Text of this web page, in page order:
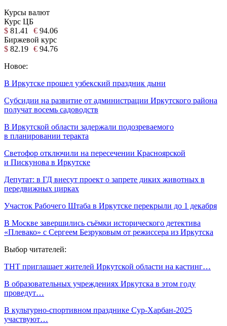
Курсы валют
Курс ЦБ
$ 81.41 € 94.06
Биржевой курс
$ 82.19 € 94.76
Новое:
В Иркутске прошел узбекский праздник дыни
Субсидии на развитие от администрации Иркутского района
получат восемь садоводств
В Иркутской области задержали подозреваемого
в планировании теракта
Светофор отключили на пересечении Красноярской
и Пискунова в Иркутске
Депутат: в ГД внесут проект о запрете диких животных в
передвижных цирках
Участок Рабочего Штаба в Иркутске перекрыли до 1 декабря
В Москве завершились съёмки исторического детектива
«Плевако» с Сергеем Безруковым от режиссера из Иркутска
Выбор читателей:
ТНТ приглашает жителей Иркутской области на кастинг…
В образовательных учреждениях Иркутска в этом году
проведут…
В культурно-спортивном празднике Сур-Харбан-2025
участвуют…